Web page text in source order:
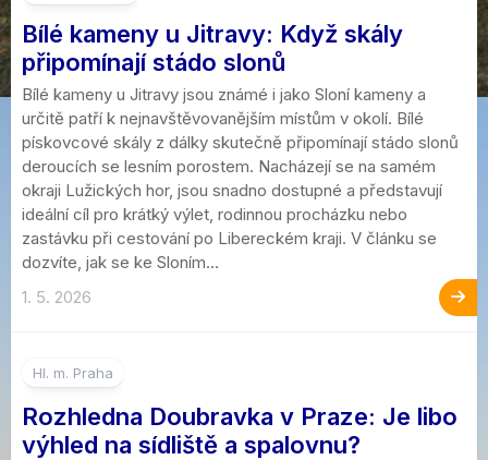
Bílé kameny u Jitravy: Když skály
připomínají stádo slonů
Bílé kameny u Jitravy jsou známé i jako Sloní kameny a
určitě patří k nejnavštěvovanějším místům v okolí. Bílé
pískovcové skály z dálky skutečně připomínají stádo slonů
deroucích se lesním porostem. Nacházejí se na samém
okraji Lužických hor, jsou snadno dostupné a představují
ideální cíl pro krátký výlet, rodinnou procházku nebo
zastávku při cestování po Libereckém kraji. V článku se
dozvíte, jak se ke Sloním...
1. 5. 2026
Hl. m. Praha
Rozhledna Doubravka v Praze: Je libo
výhled na sídliště a spalovnu?